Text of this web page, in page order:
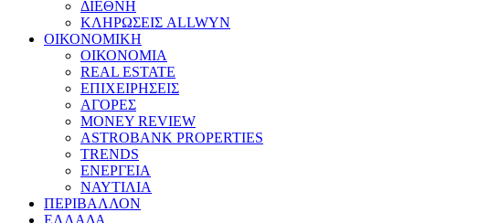
ΔΙΕΘΝΗ
ΚΛΗΡΩΣΕΙΣ ALLWYN
ΟΙΚΟΝΟΜΙΚΗ
ΟΙΚΟΝΟΜΙΑ
REAL ESTATE
ΕΠΙΧΕΙΡΗΣΕΙΣ
ΑΓΟΡΕΣ
MONEY REVIEW
ASTROBANK PROPERTIES
TRENDS
ΕΝΕΡΓΕΙΑ
ΝΑΥΤΙΛΙΑ
ΠΕΡΙΒΑΛΛΟΝ
ΕΛΛΑΔΑ